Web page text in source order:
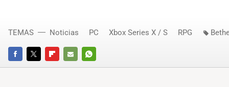
FACEBOOKTWITTERFLIPBOARD
E-
WHATSAPP
TEMAS Noticias PC Xbox Series X / S RPG